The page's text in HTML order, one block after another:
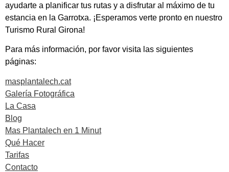
ayudarte a planificar tus rutas y a disfrutar al máximo de tu
estancia en la Garrotxa. ¡Esperamos verte pronto en nuestro
Turismo Rural Girona!
Para más información, por favor visita las siguientes
páginas:
masplantalech.cat
Galería Fotográfica
La Casa
Blog
Mas Plantalech en 1 Minut
Qué Hacer
Tarifas
Contacto